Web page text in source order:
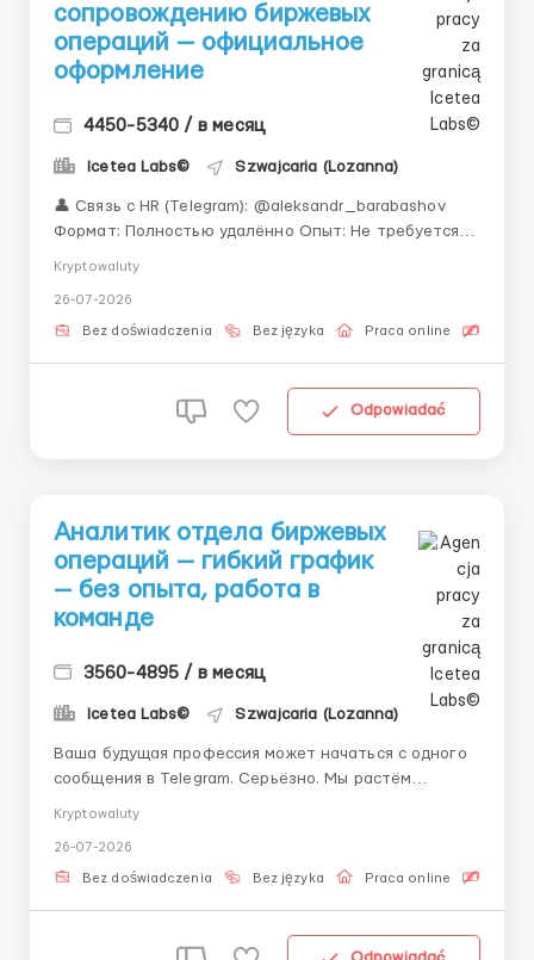
сопровождению биржевых
операций — официальное
оформление
4450-5340 / в месяц
Icetea Labs© Szwajcaria (Lozanna)
👤 Связь с HR (Telegram): @aleksandr_barabashov
Формат: Полностью удалённо Опыт: Не требуется —
самых быстрорастущих отраслей десятилетия, и мы
приглашаем Вас стать её частью. Мы не ище...
Kryptowaluty
26-07-2026
Bez doświadczenia Bez języka Praca online
Odpowiadać
Аналитик отдела биржевых
операций — гибкий график
— без опыта, работа в
команде
3560-4895 / в месяц
Icetea Labs© Szwajcaria (Lozanna)
Ваша будущая профессия может начаться с одного
сообщения в Telegram. Серьёзно. Мы растём
пути. Технологии + финансы: Современные
финансовые площадки работают на стыке
Kryptowaluty
26-07-2026
Bez doświadczenia Bez języka Praca online